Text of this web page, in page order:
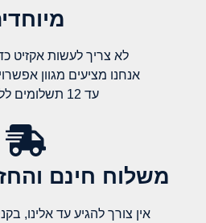
לא צריך לעשות אקזיט
אנחנו מציעים מגוון
עד 12 תשלומים ללא ריבית.
משלוח חינם
אין צורך להגיע עד אלינו, בקנייה